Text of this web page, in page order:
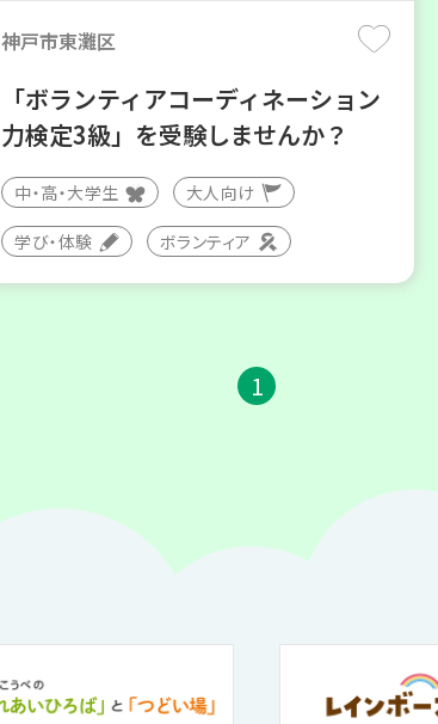
神戸市東灘区
「ボランティアコーディネーション
力検定3級」を受験しませんか？
中・高・大学生 大人向け
学び・体験 ボランティア
1